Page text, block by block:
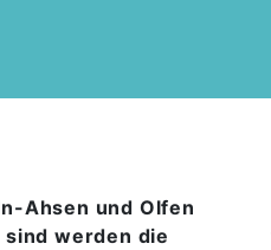
Ahsen und Olfen
werden die